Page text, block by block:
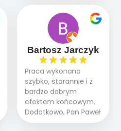
oczekiwaniami. Prace
przebiegały sprawnie
dzięki temu,że firma
działa kompleksowo :
ogrodnictwo,nawodnienie,
brukarstwo.Efekt
końcowy przerósł
nasze oczekiwania.
Polecamy tę firmę
wszystkim , którzy
marzą o pięknym
Bartosz Jarczyk
Praca wykonana
szybko, starannie i z
bardzo dobrym
efektem końcowym.
Dodatkowo, Pan Paweł
chętnie udziela porad